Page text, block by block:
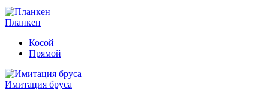
Планкен
Косой
Прямой
Имитация бруса